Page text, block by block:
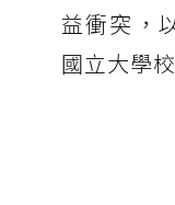
益衝突，
國立大學